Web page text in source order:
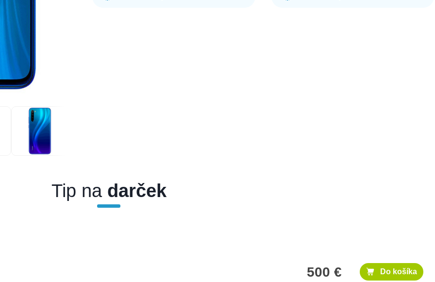
Tip nadarček
500 € Do košíka